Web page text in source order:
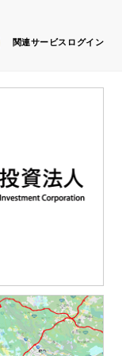
関連サービス ログイン